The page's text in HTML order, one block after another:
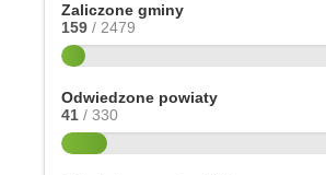
Zaliczone gminy
159 / 2479
Odwiedzone powiaty
41 / 330